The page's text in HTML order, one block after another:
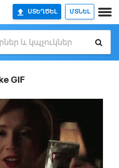
ՍՏԵՂԾԵԼ ՄՏՆԵԼ
GIF